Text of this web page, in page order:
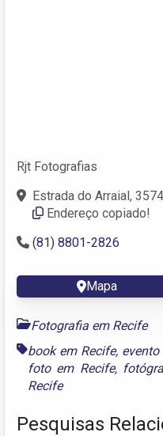
Rjt Fotografias
Estrada do Arraial,
Endereço copiado!
(81) 8801-2826
Mapa
Fotografia em Recife
book em Recife,
foto em Recife,
Recife
Pesquisas